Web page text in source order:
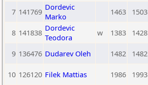
7 141769 Dordevic
Marko
1463 1503
8 141838 Dordevic
Teodora
w 1383 1428
9 136476 Dudarev Oleh 1482 1482
10 126120 Filek Mattias 1986 1993